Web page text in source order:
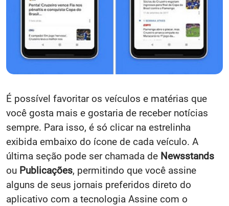
É possível favoritar os veículos e matérias que
você gosta mais e gostaria de receber notícias
sempre. Para isso, é só clicar na estrelinha
exibida embaixo do ícone de cada veículo. A
última seção pode ser chamada de Newsstands
ou Publicações, permitindo que você assine
alguns de seus jornais preferidos direto do
aplicativo com a tecnologia Assine com o